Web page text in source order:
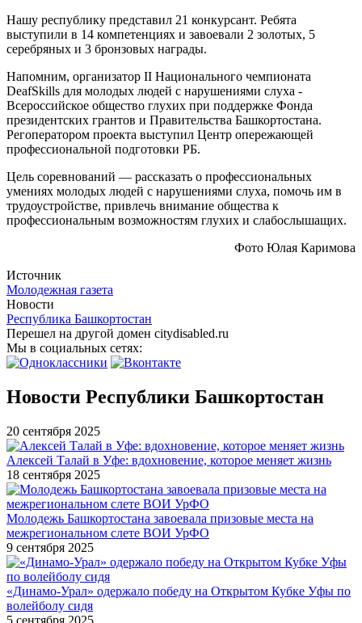
Нашу республику представил 21 конкурсант. Ребята
выступили в 14 компетенциях и завоевали 2 золотых, 5
серебряных и 3 бронзовых награды.
Напомним, организатор II Национального чемпионата
DeafSkills для молодых людей с нарушениями слуха -
Всероссийское общество глухих при поддержке Фонда
президентских грантов и Правительства Башкортостана.
Регоператором проекта выступил Центр опережающей
профессиональной подготовки РБ.
Цель соревнований — рассказать о профессиональных
умениях молодых людей с нарушениями слуха, помочь им в
трудоустройстве, привлечь внимание общества к
профессиональным возможностям глухих и слабослышащих.
Фото Юлая Каримова
Источник
Молодежная газета
Новости
Республика Башкортостан
Перешел на другой домен citydisabled.ru
Мы в социальных сетях:
Новости Республики Башкортостан
20 сентября 2025
Алексей Талай в Уфе: вдохновение, которое меняет жизнь
18 сентября 2025
Молодежь Башкортостана завоевала призовые места на
межрегиональном слете ВОИ УрФО
9 сентября 2025
«Динамо-Урал» одержало победу на Открытом Кубке Уфы по
волейболу сидя
5 сентября 2025